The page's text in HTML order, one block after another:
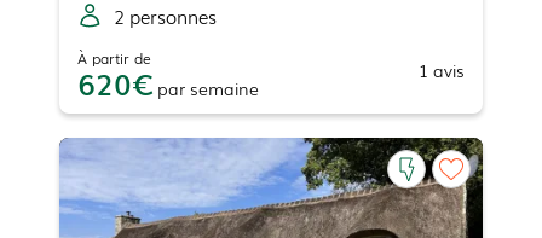
2 personnes
À partir de
620 par semaine
1 avis